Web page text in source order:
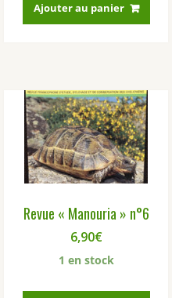
Ajouter au panier
Revue « Manouria » n°6
6,90€
1 en stock